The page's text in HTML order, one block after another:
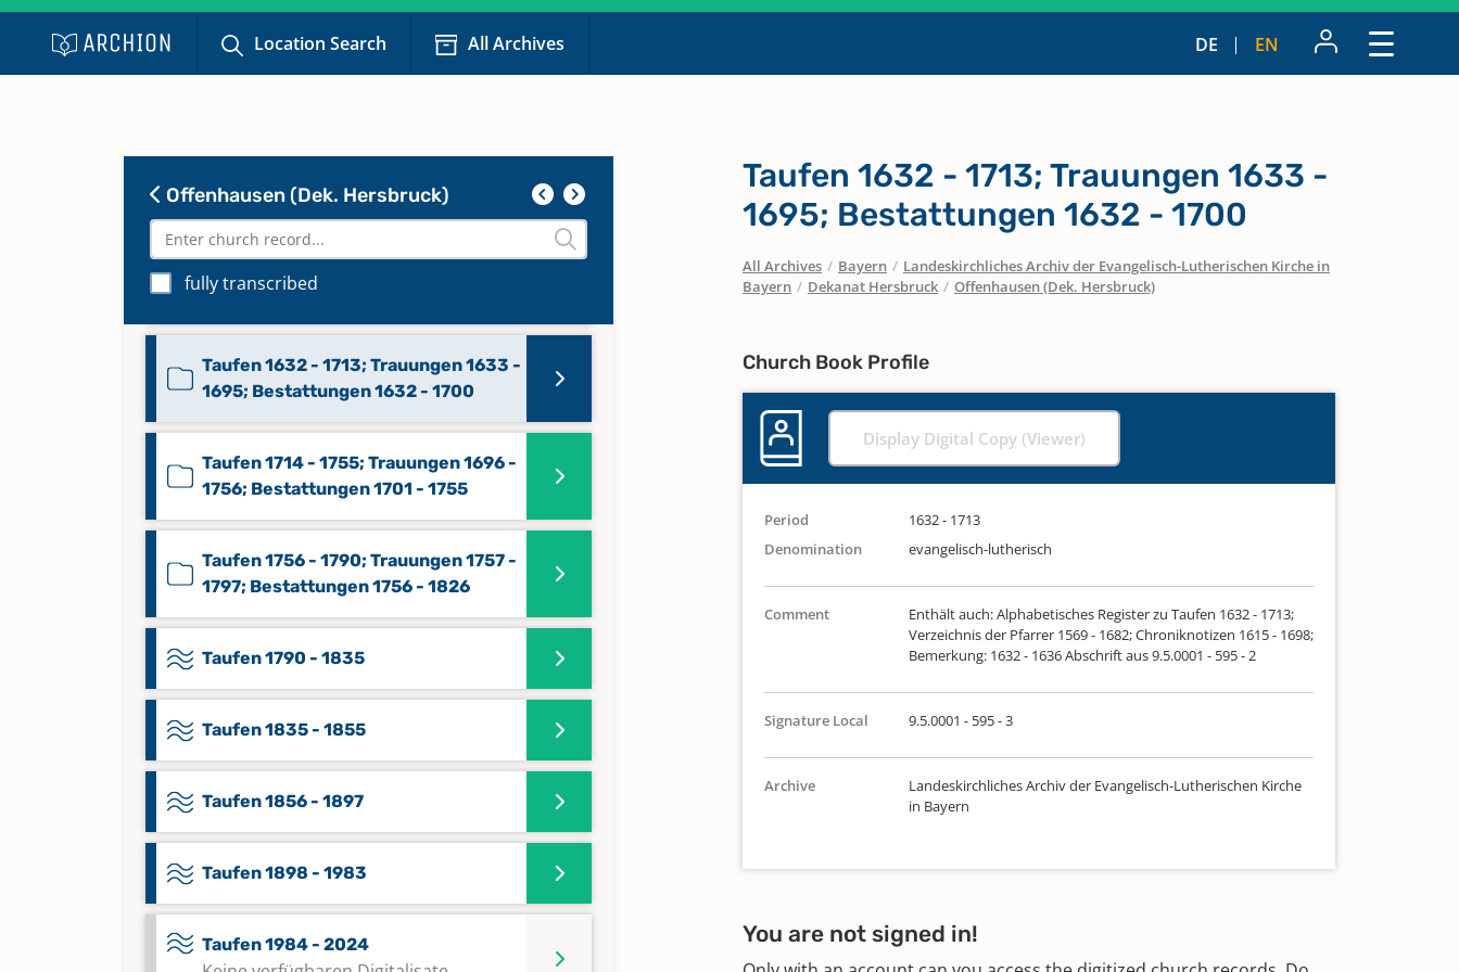
Location Search All Archives DE EN
Offenhausen (Dek. Hersbruck)
fully transcribed
Konfirmationen 1991 - 2024
Keine verfügbaren Digitalisate
1613 - 1614
1636; Bestattungen 1615 - 1636
Taufen 1632 - 1713; Trauungen 1633 -
1695; Bestattungen 1632 - 1700
Taufen 1714 - 1755; Trauungen 1696 -
1756; Bestattungen 1701 - 1755
Taufen 1756 - 1790; Trauungen 1757 -
1797; Bestattungen 1756 - 1826
Taufen 1790 - 1835
Taufen 1835 - 1855
Taufen 1856 - 1897
Taufen 1898 - 1983
Taufen 1984 - 2024
Taufen 1632 - 1713; Trauungen 1633 -
1695; Bestattungen 1632 - 1700
All Archives / Bayern / Landeskirchliches Archiv der Evangelisch-Lutherischen Kirche in
Bayern / Dekanat Hersbruck / Offenhausen (Dek. Hersbruck)
Church Book Profile
Display Digital Copy (Viewer)
Period
1632 - 1713
Denomination
evangelisch-lutherisch
Comment
Enthält auch: Alphabetisches Register zu Taufen 1632 - 1713;
Verzeichnis der Pfarrer 1569 - 1682; Chroniknotizen 1615 - 1698;
Bemerkung: 1632 - 1636 Abschrift aus 9.5.0001 - 595 - 2
Signature Local 9.5.0001 - 595 - 3
Archive
Landeskirchliches Archiv der Evangelisch-Lutherischen Kirche
in Bayern
You are not signed in!